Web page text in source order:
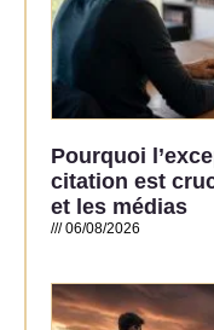
Pourquoi
citation est
et les médias
06/08/2026